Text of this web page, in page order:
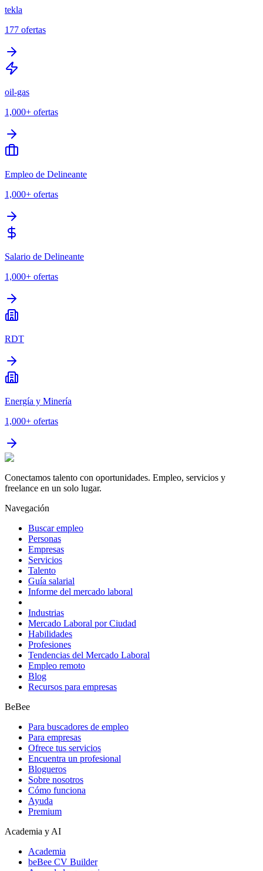
tekla
177 ofertas
oil-gas
1,000+ ofertas
Empleo de Delineante
1,000+ ofertas
Salario de Delineante
1,000+ ofertas
RDT
Energía y Minería
1,000+ ofertas
Conectamos talento con oportunidades. Empleo, servicios y
freelance en un solo lugar.
Navegación
Buscar empleo
Personas
Empresas
Servicios
Talento
Guía salarial
Informe del mercado laboral
Industrias
Mercado Laboral por Ciudad
Habilidades
Profesiones
Tendencias del Mercado Laboral
Empleo remoto
Blog
Recursos para empresas
BeBee
Para buscadores de empleo
Para empresas
Ofrece tus servicios
Encuentra un profesional
Blogueros
Sobre nosotros
Cómo funciona
Ayuda
Premium
Academia y AI
Academia
beBee CV Builder